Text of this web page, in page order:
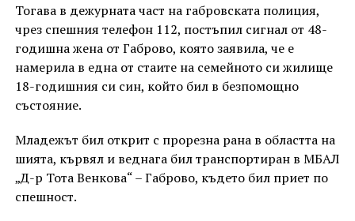
Тогава в дежурната част на габровската полиция,
чрез спешния телефон 112, постъпил сигнал от 48-
годишна жена от Габрово, която заявила, че е
намерила в една от стаите на семейното си жилище
18-годишния си син, който бил в безпомощно
състояние.
Младежът бил открит с прорезна рана в областта на
шията, кървял и веднага бил транспортиран в МБАЛ
„Д-р Тота Венкова“ – Габрово, където бил приет по
спешност.